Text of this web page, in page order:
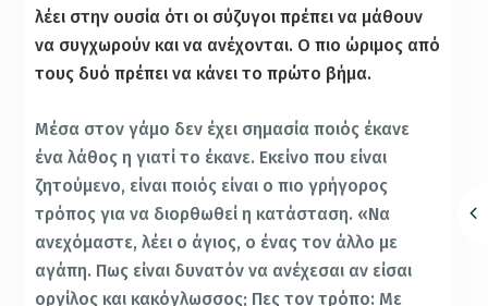
λέει στην ουσία ότι οι σύζυγοι πρέπει να μάθουν
να συγχωρούν και να ανέχονται. Ο πιο ώριμος από
τους δυό πρέπει να κάνει το πρώτο βήμα.
Μέσα στον γάμο δεν έχει σημασία ποιός έκανε
ένα λάθος η γιατί το έκανε. Εκείνο που είναι
ζητούμενο, είναι ποιός είναι ο πιο γρήγορος
τρόπος για να διορθωθεί η κατάσταση. «Να
ανεχόμαστε, λέει ο άγιος, ο ένας τον άλλο με
αγάπη. Πως είναι δυνατόν να ανέχεσαι αν είσαι
οργίλος και κακόγλωσσος; Πες τον τρόπο: Με